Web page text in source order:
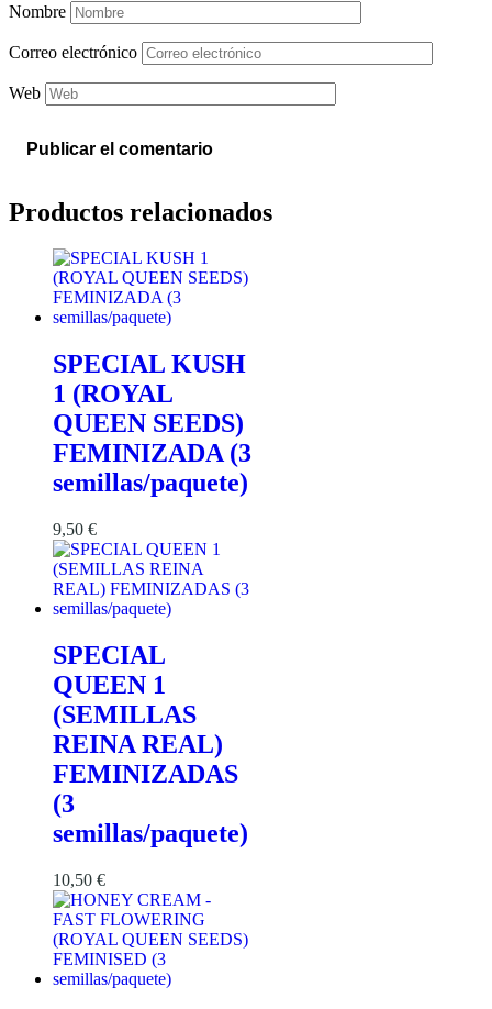
Nombre
Correo electrónico
Web
Productos relacionados
SPECIAL KUSH
1 (ROYAL
QUEEN SEEDS)
FEMINIZADA (3
semillas/paquete)
9,50 €
SPECIAL
QUEEN 1
(SEMILLAS
REINA REAL)
FEMINIZADAS
(3
semillas/paquete)
10,50 €